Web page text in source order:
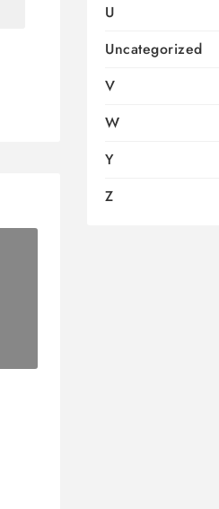
U
Uncategorized
V
W
Y
Z